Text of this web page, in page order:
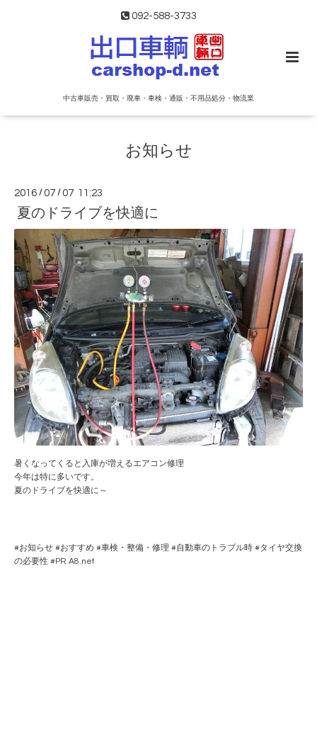
092-588-3733
中古車販売・買取・廃車・車検・通販・不用品処分・物流業
お知らせ
2016 /07 /07 11:23
夏のドライブを快適に
暑くなってくると入庫が増えるエアコン修理
今年は特に多いです。
夏のドライブを快適に～
#お知らせ #おすすめ #車検・整備・修理 #自動車のトラブル時 #タイヤ交換
の必要性 #PR A8.net